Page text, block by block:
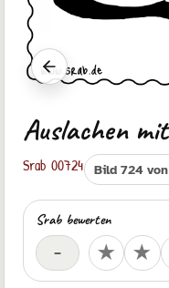
Vorheriger Srab
Auslachen
Srab 00724 Bild 724
Srab bewerten
–
Deine ★
★